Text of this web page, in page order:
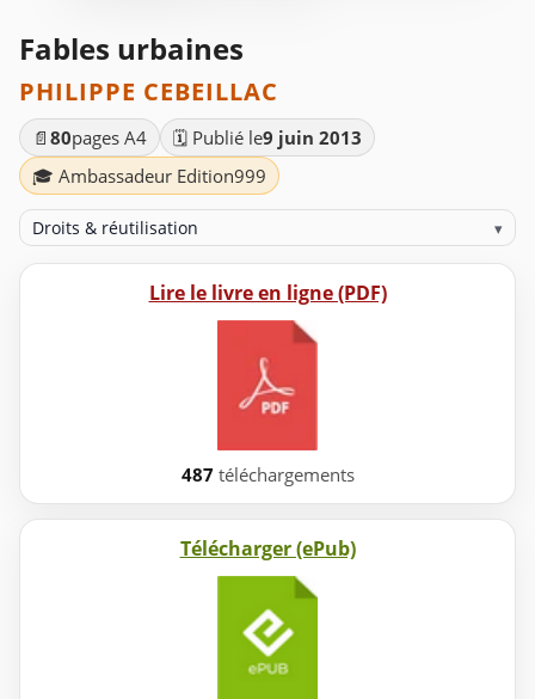
Fables urbaines
PHILIPPE CEBEILLAC
📄 80pages A4 🗓️ Publié le9 juin 2013
🎓 Ambassadeur Edition999
Droits & réutilisation ▾
Lire le livre en ligne (PDF)
487 téléchargements
Télécharger (ePub)